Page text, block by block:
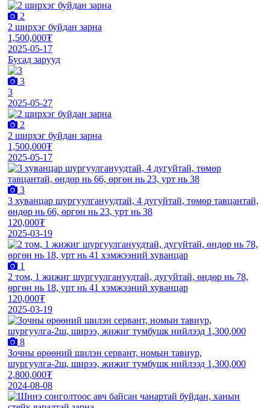
2
2 ширхэг буйдан зарна
1,500,000₮
2025-05-17
Бусад зарууд
3
3
2025-05-27
2
2 ширхэг буйдан зарна
1,500,000₮
2025-05-17
3
3 хуванцар шургуулгануудтай, 4 дугуйтай, төмөр тавцантай,
өндөр нь 66, өргөн нь 23, урт нь 38
120,000₮
2025-03-19
1
2 том, 1 жижиг шургуулгануудтай, дугуйтай, өндөр нь 78,
өргөн нь 18, урт нь 41 хэмжээний хуванцар
120,000₮
2025-03-19
8
Зочны өрөөний шилэн сервант, номын тавиур,
шургуулга-2ш, ширээ, жижиг тумбушк нийлээд 1,300,000
2,800,000₮
2024-08-08